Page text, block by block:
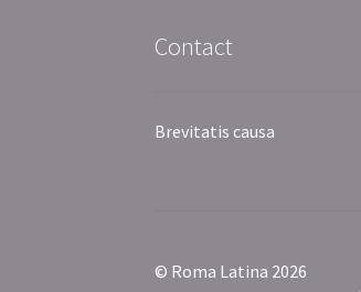
Contact
Brevitatis causa
© Roma Latina 2026